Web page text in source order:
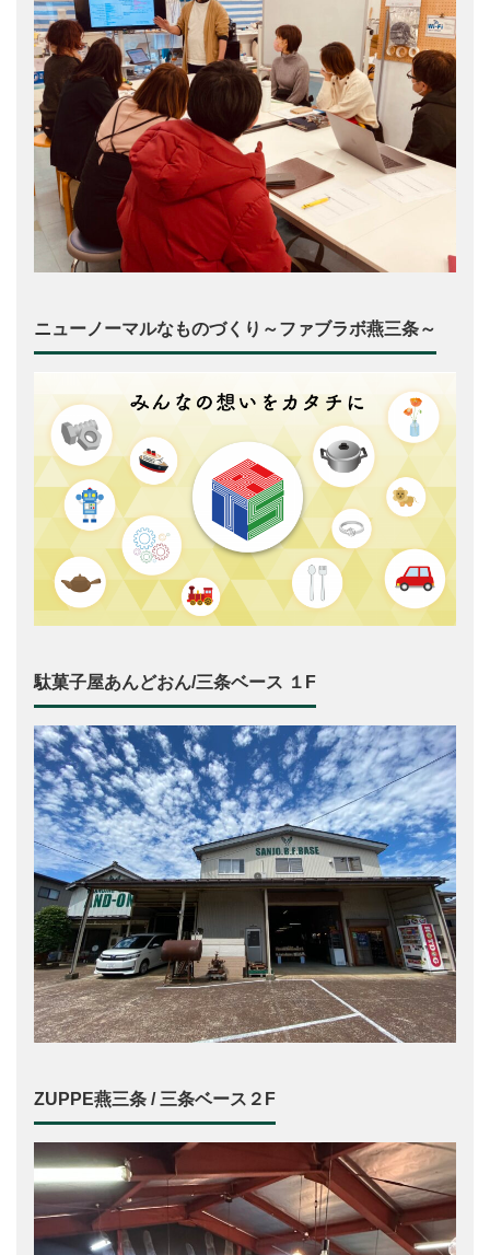
ニューノーマルなものづくり～ファブラボ燕三条～
駄菓子屋あんどおん/三条ベース １F
ZUPPE燕三条 / 三条ベース２F